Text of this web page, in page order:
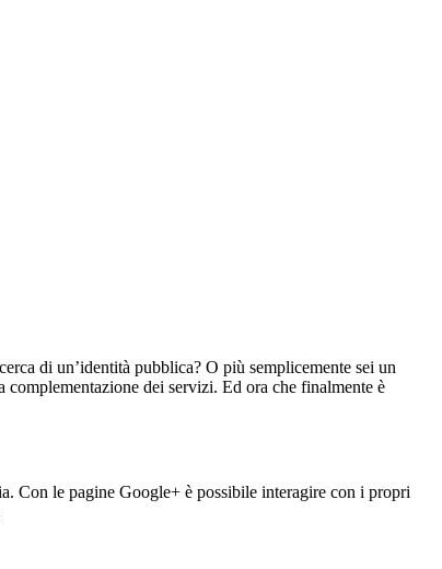
di un’identità pubblica? O più semplicemente sei un
dei servizi. Ed ora che finalmente è
Con le pagine Google+ è possibile interagire con i propri